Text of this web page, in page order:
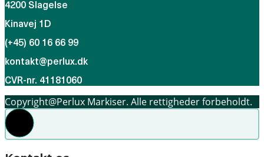
4200 Slagelse
Kinavej 1D
(+45) 60 16 66 99
kontakt@perlux.dk
CVR-nr. 41181060
Copyright@Perlux Markiser. Alle rettigheder forbeholdt.